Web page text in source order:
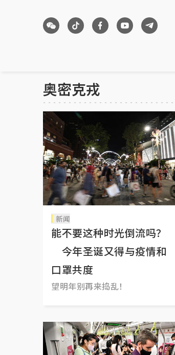
奥密克戎
新闻
能不要这种时光倒流吗？
今年圣诞又得与疫情和
口罩共度
望明年别再来捣乱！